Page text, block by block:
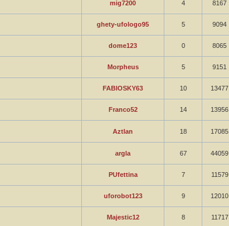
mig7200 4 8167
ghety-ufologo95 5 9094
dome123 0 8065
Morpheus 5 9151
FABIOSKY63 10 13477
Franco52 14 13956
Aztlan 18 17085
argla 67 44059
PUfettina 7 11579
uforobot123 9 12010
Majestic12 8 11717